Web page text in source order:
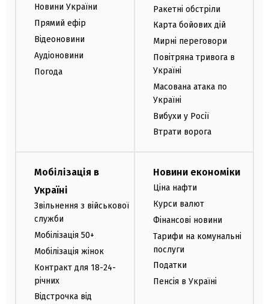
Новини України
Прямий ефір
Відеоновини
Аудіоновини
Погода
Ракетні обстріли
Карта бойових дій
Мирні переговори
Повітряна тривога в
Україні
Масована атака по
Україні
Вибухи у Росії
Втрати ворога
Мобілізація в
Україні
Звільнення з військової
служби
Мобілізація 50+
Мобілізація жінок
Контракт для 18-24-
річних
Відстрочка від
Новини економіки
Ціна нафти
Курси валют
Фінансові новини
Тарифи на комунальні
послуги
Податки
Пенсія в Україні